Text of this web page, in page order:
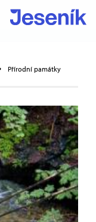
Přírodní památky